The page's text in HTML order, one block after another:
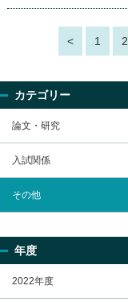
< 1 2
カテゴリー
論文・研究
入試関係
その他
年度
2022年度